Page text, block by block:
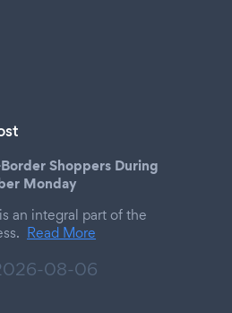
Shoppers During
Monday
an integral part of the
Read More
08-06